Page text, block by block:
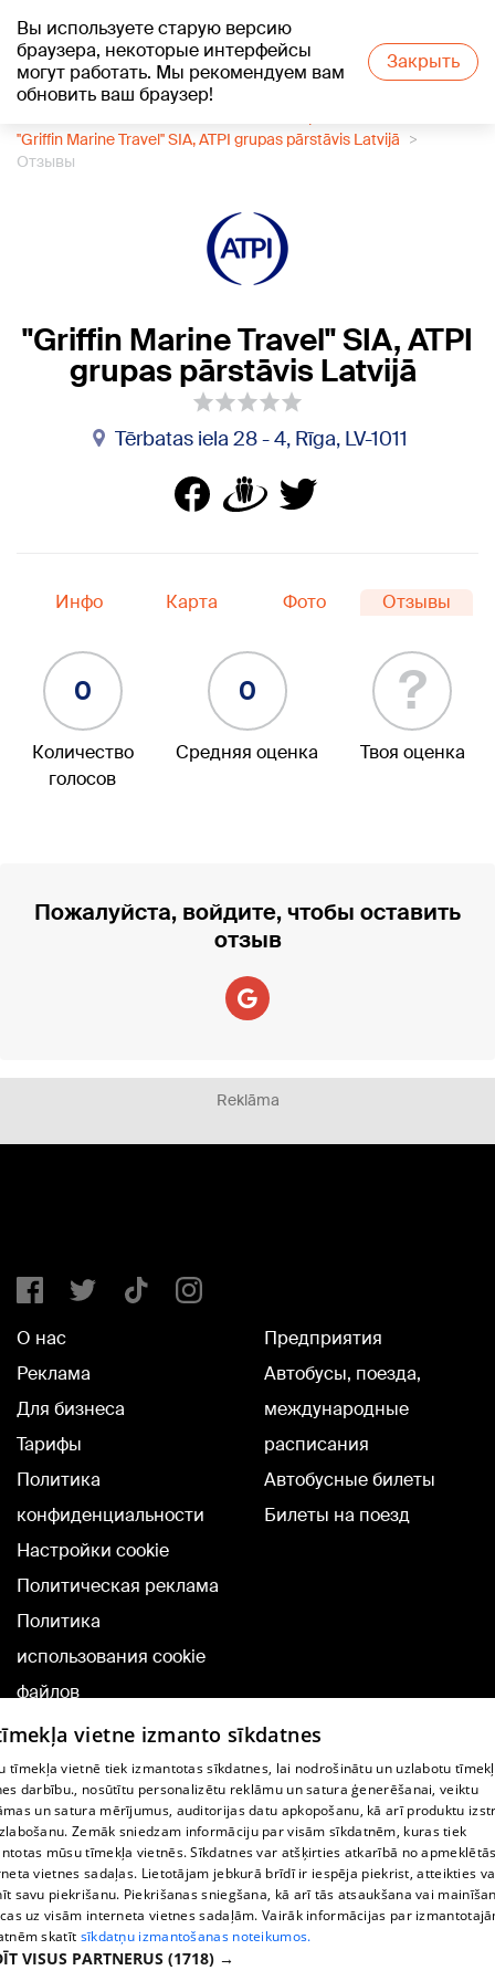
Вы используете старую версию
браузера, некоторые интерфейсы
могут работать. Мы рекомендуем вам
обновить ваш браузер!
Закрыть
+18°C
''Griffin Marine Travel'' SIA, ATPI grupas pārstāvis Latvijā
Отзывы
''Griffin Marine Travel'' SIA, ATPI
grupas pārstāvis Latvijā
Tērbatas iela 28 - 4, Rīga, LV-1011
Инфо Карта Фото Отзывы
0
Количество
голосов
0
Средняя оценка
?
Твоя оценка
Пожалуйста, войдите, чтобы оставить
отзыв
Reklāma
О нас
Реклама
Для бизнеса
Тарифы
Политика
конфиденциальности
Настройки cookie
Политическая реклама
Политика
использования cookie
файлов
Добавление
комментариев
Предприятия
Автобусы, поезда,
международные
расписания
Автобусные билеты
Билеты на поезд
TВ-программа
Условия договора
360 Ziņu kontakti
Helio Media
Служба помощи портала: э-почта -
vietne izmanto sīkdatnes
tīmekļa vietnē tiek izmantotas sīkdatnes, lai nodrošinātu un uzlabotu
darbību., nosūtītu personalizētu reklāmu un satura ģenerēšanai, veiktu
un satura mērījumus, auditorijas datu apkopošanu, kā arī produktu
Zemāk sniedzam informāciju par visām sīkdatnēm, kuras tiek
mūsu tīmekļa vietnēs. Sīkdatnes var atšķirties atkarībā no
vietnes sadaļas. Lietotājam jebkurā brīdī ir iespēja piekrist, atteikties
savu piekrišanu. Piekrišanas sniegšana, kā arī tās atsaukšana vai
uz visām interneta vietnes sadaļām. Vairāk informācijas par
skatīt sīkdatņu izmantošanas noteikumos.
VISUS PARTNERUS (1718) →